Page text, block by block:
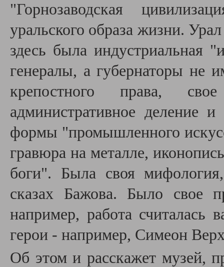
"Горнозаводская
уральского образа жизни.
здесь была индустриальная
генералы, а губернаторы не
крепостного права,
административное деление
формы "промышленного
гравюра на металле,
боги". Была своя
сказах Бажова. Было свое
например, работа считалась
герои - например, Симеон
Об этом и расскажет музей,